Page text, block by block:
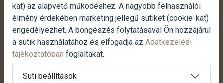
Hétfőtől-péntekig:07:00 - 17:00
Szombaton:07:30 - 12:00
Vasárnap:Zárva
Termék reklamáció bejelentése
kat) az alapvető működéshez. A nagyobb felhasználói
élmény érdekében marketing jellegű sütiket (cookie-kat)
engedélyezhet. A böngészés folytatásával Ön hozzájárul
a sütik használatához és elfogadja az Adatkezelési
tájékoztatóban foglaltakat.
Süti beállítások